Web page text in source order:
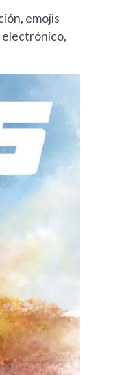
emojis
electrónico,